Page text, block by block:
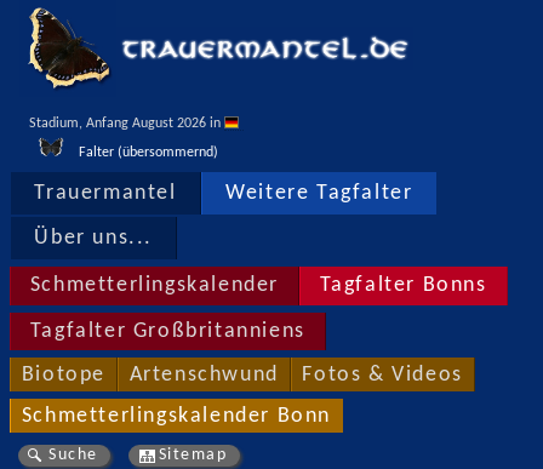
Stadium, Anfang August 2026 in
Falter (übersommernd)
Trauermantel Weitere Tagfalter
Über uns...
Schmetterlingskalender Tagfalter Bonns
Tagfalter Großbritanniens
Biotope Artenschwund Fotos & Videos
Schmetterlingskalender Bonn
Suche Sitemap